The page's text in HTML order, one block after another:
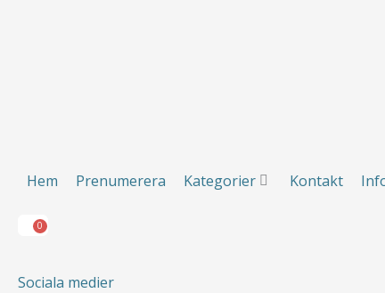
Hem Prenumerera Kategorier Kontakt
0
Varukorg
Sociala medier